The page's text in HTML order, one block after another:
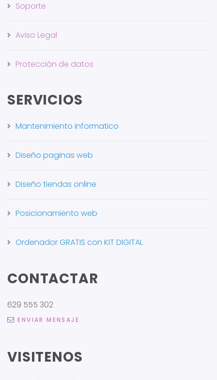
Soporte
Aviso Legal
Protección de datos
SERVICIOS
Mantenimiento informatico
Diseño paginas web
Diseño tiendas online
Posicionamiento web
Ordenador GRATIS con KIT DIGITAL
CONTACTAR
629 555 302
ENVIAR MENSAJE
VISITENOS